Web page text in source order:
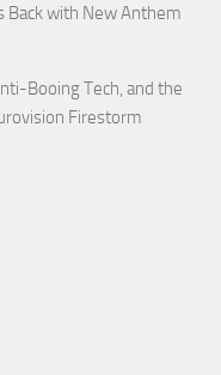
Back with New Anthem
Booing Tech, and the
Firestorm